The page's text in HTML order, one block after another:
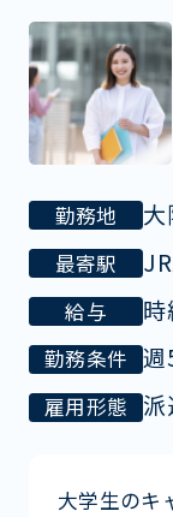
勤務地
最寄駅
給与
勤務条件 週
雇用形態
大学生のキ